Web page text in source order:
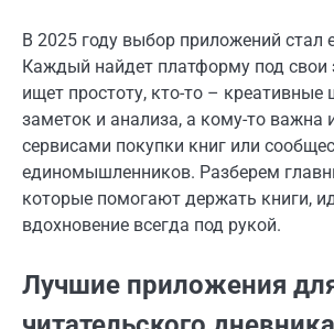
В 2025 году выбор приложений стал
Каждый найдет платформу под свои
ищет простоту, кто-то –
заметок и анализа, а кому-то важна
сервисами покупки книг или
единомышленников. Разберем
которые помогают держать книги,
вдохновение всегда под рукой.
Лучшие приложения